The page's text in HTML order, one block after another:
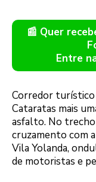
📰 Quer
Entre
Corredor turístico
Cataratas mais
asfalto. No trecho
cruzamento com
Vila Yolanda,
de motoristas e